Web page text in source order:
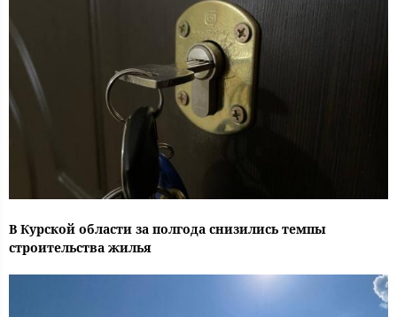
В Курской области за полгода снизились темпы
строительства жилья